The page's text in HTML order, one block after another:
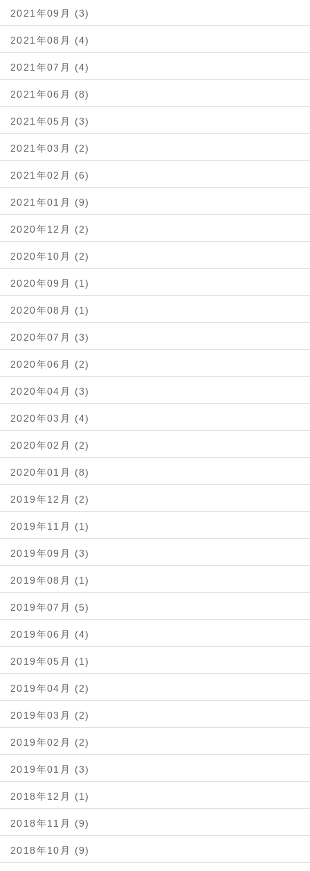
2021年09月 (3)
2021年08月 (4)
2021年07月 (4)
2021年06月 (8)
2021年05月 (3)
2021年03月 (2)
2021年02月 (6)
2021年01月 (9)
2020年12月 (2)
2020年10月 (2)
2020年09月 (1)
2020年08月 (1)
2020年07月 (3)
2020年06月 (2)
2020年04月 (3)
2020年03月 (4)
2020年02月 (2)
2020年01月 (8)
2019年12月 (2)
2019年11月 (1)
2019年09月 (3)
2019年08月 (1)
2019年07月 (5)
2019年06月 (4)
2019年05月 (1)
2019年04月 (2)
2019年03月 (2)
2019年02月 (2)
2019年01月 (3)
2018年12月 (1)
2018年11月 (9)
2018年10月 (9)